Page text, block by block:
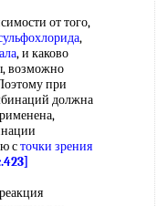
от того,
,
, и каково
возможно
при
должна
сточки зрения
реакция